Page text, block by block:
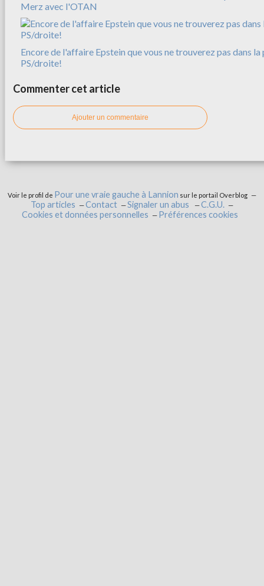
Merz avec l'OTAN
Encore de l'affaire Epstein que vous ne trouverez pas dans
PS/droite!
Commenter cet article
Ajouter un commentaire
Voir le profil de Pour une vraie gauche à Lannion sur le portail Overblog
Top articles Contact Signaler un abus
C.G.U.
Cookies et données personnelles
Préférences cookies